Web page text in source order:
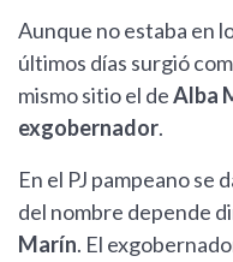
Aunque no estaba en
últimos días surgió
mismo sitio el deAlba
exgobernador.
En el PJ pampeano se
del nombre depende
Marín. El